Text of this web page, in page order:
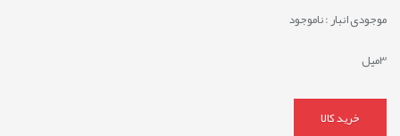
موجودی انبار :ناموجود
3میل
خرید کالا